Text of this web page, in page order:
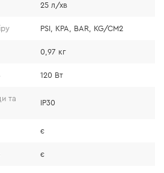
25 л/хв.
25 л/хв
PSI, KPA, BAR, KG/CM2
0,97 кг
120 Вт
та
IP30
є
є